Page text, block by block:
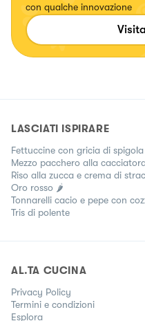
con qualche innovazione
LASCIATI ISPIRARE
Fettuccine con gricia di spigola
Mezzo pacchero alla
Riso alla zucca e crema di
Oro rosso 🌶️
Tonnarelli cacio e pepe con
Tris di polente
AL.TA CUCINA
Privacy Policy
Termini e condizioni
Esplora